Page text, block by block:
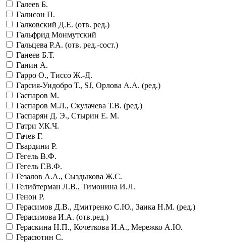
Галеев Б.
Галисон П.
Галковский Д.Е. (отв. ред.)
Гальфрид Монмутский
Гальцева Р.А. (отв. ред.-сост.)
Ганеев Б.Т.
Ганин А.
Гарро О., Тиссо Ж.-Д.
Гарсия-Уидобро Т., SJ, Орлова А.А. (ред.)
Гаспаров М.
Гаспаров М.Л., Скулачева Т.В. (ред.)
Гаспарян Д. Э., Стырин Е. М.
Гатри У.К.Ч.
Гачев Г.
Гвардини Р.
Гегель В.Ф.
Гегель Г.В.Ф.
Гезалов А.А., Сыздыкова Ж.С.
Гелибтерман Л.В., Тимонина И.Л.
Генон Р.
Герасимов Д.В., Дмитренко С.Ю., Заика Н.М. (ред.)
Герасимова И.А. (отв.ред.)
Гераскина Н.П., Кочеткова И.А., Мережко А.Ю.
Герасютин С.